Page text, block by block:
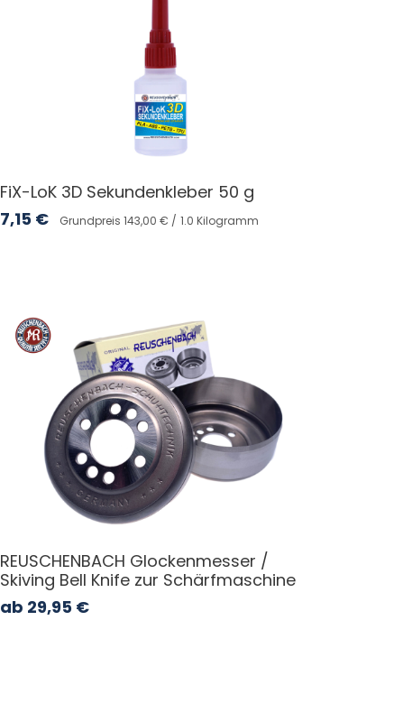
FiX-LoK 3D Sekundenkleber 50 g
7,15€ Grundpreis 143,00 € / 1.0 Kilogramm
REUSCHENBACH Glockenmesser /
Skiving Bell Knife zur Schärfmaschine
ab 29,95€